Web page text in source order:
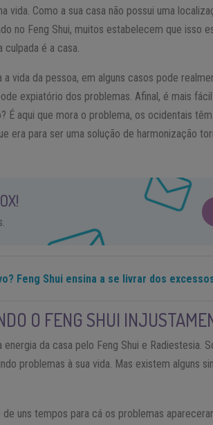
vida. Como a sua casa não possui uma
no Feng Shui, muitos estabelecem que isso
culpada é a casa.
vida da pessoa, em alguns casos pode
expiatório dos problemas. Afinal, é mais
aqui que mora o problema, os ocidentais
era para ser uma solução de harmonização
Feng Shui ensina a se livrar dos
O FENG SHUI
da casa pelo Feng Shui e Radiestesia.
problemas à sua vida. Mas existem alguns
uns tempos para cá os problemas